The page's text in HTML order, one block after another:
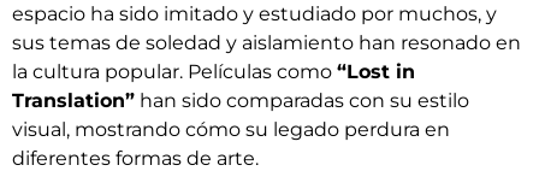
espacio ha sido imitado y estudiado por muchos, y
sus temas de soledad y aislamiento han resonado en
la cultura popular. Películas como “Lost in
Translation” han sido comparadas con su estilo
visual, mostrando cómo su legado perdura en
diferentes formas de arte.